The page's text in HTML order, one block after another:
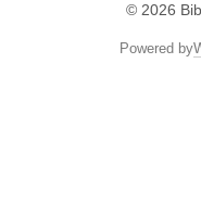
© 2026
Powered by